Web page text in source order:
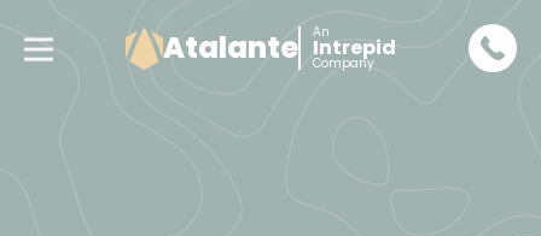
Atalante An
Intrepid
Company